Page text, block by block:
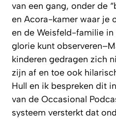
van een gang, onder de
en Acora-kamer waar je
en de Weisfeld-familie
glorie kunt
kinderen gedragen zich
zijn af en toe ook
Hull en ik bespreken dit
van de Occasional
systeem versterkt dat